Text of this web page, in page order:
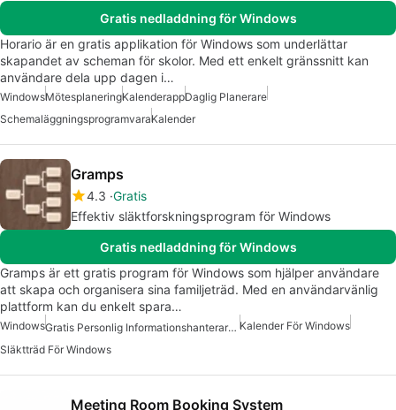
Gratis nedladdning för Windows
Horario är en gratis applikation för Windows som underlättar
skapandet av scheman för skolor. Med ett enkelt gränssnitt kan
användare dela upp dagen i…
WindowsMötesplaneringKalenderappDaglig Planerare
SchemaläggningsprogramvaraKalender
Gramps
4.3 Gratis
Effektiv släktforskningsprogram för Windows
Gratis nedladdning för Windows
Gramps är ett gratis program för Windows som hjälper användare
att skapa och organisera sina familjeträd. Med en användarvänlig
plattform kan du enkelt spara…
Windows Gratis Personlig Informationshanterare För Windows Kalender För Windows
Släktträd För Windows
Meeting Room Booking System